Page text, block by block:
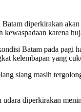
diperkirakan
kewaspadaan karena
Batam pada pagi
kelembapan yang
siang masih
udara diperkirakan